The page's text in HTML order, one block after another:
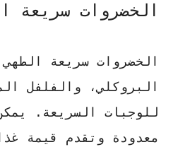
الخضروات سريعة
الخضروات سريعة
البروكلي، والفلفل
للوجبات السريعة.
معدودة وتقدم قيمة